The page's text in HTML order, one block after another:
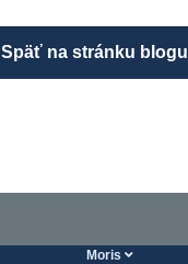
Späť na stránku blogu
Moris